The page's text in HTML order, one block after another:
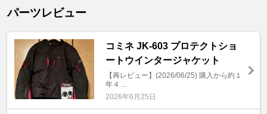
パーツレビュー
コミネ JK-603 プロテクトショ
ートウインタージャケット
【再レビュー】(2026/06/25) 購入から約１
年４ ...
2026年6月25日